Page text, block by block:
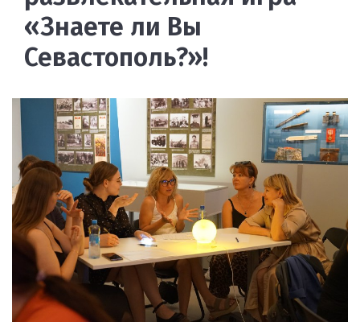
«Знаете ли Вы
Севастополь?»!